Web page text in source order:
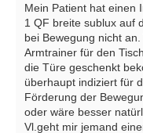
Mein Patient hat einen
1 QF breite sublux auf
bei Bewegung nicht
Armtrainer für den
die Türe geschenkt
überhaupt indiziert für
Förderung der
oder wäre besser
Vl.geht mir jemand